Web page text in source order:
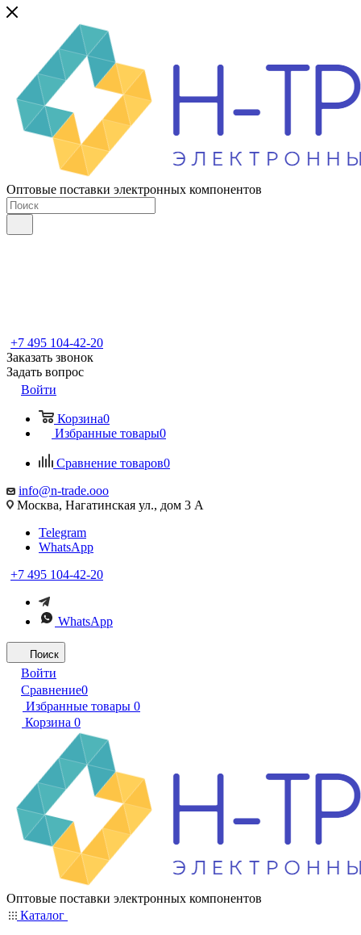
Оптовые поставки электронных компонентов
+7 495 104-42-20
Заказать звонок
Задать вопрос
Войти
Корзина0
Избранные товары0
Сравнение товаров0
info@n-trade.ooo
Москва, Нагатинская ул., дом 3 А
Telegram
WhatsApp
+7 495 104-42-20
WhatsApp
Поиск
Войти
Сравнение0
Избранные товары 0
Корзина 0
Оптовые поставки электронных компонентов
Каталог